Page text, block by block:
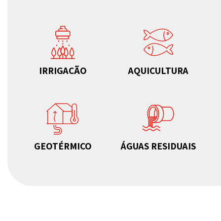
IRRIGAÇÃO AQUICULTURA
GEOTÉRMICO ÁGUAS RESIDUAIS